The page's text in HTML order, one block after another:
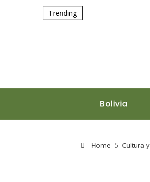
Trending
Bolivia
Home Cultura